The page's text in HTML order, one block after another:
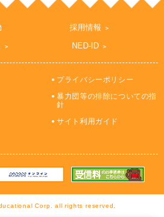
採用情報
NED-ID
プライバシーポリシー
暴力団等の排除についての指
針
サイト利用ガイド
Corp. all rights reserved.